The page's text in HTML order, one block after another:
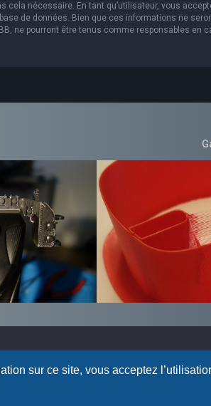
sur ce site, vous acceptez
cela nécessaire. En tant qu’utilisateur, vous
de données. Bien que ces informations ne
ne pourront être tenus comme responsables